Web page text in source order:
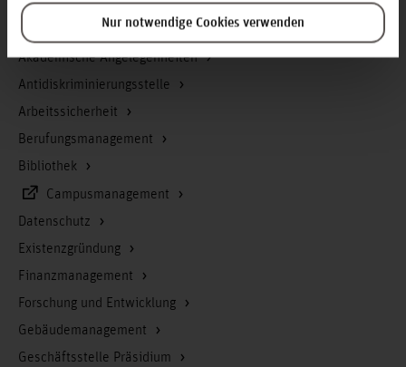
Nur notwendige Cookies verwenden
Service & Organisation
Akademische Angelegenheiten
Antidiskriminierungsstelle
Arbeitssicherheit
Berufungsmanagement
Bibliothek
Campusmanagement
Datenschutz
Existenzgründung
Finanzmanagement
Forschung und Entwicklung
Gebäudemanagement
Geschäftsstelle Präsidium